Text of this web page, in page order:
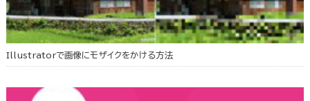
Illustratorで画像にモザイクをかける方法